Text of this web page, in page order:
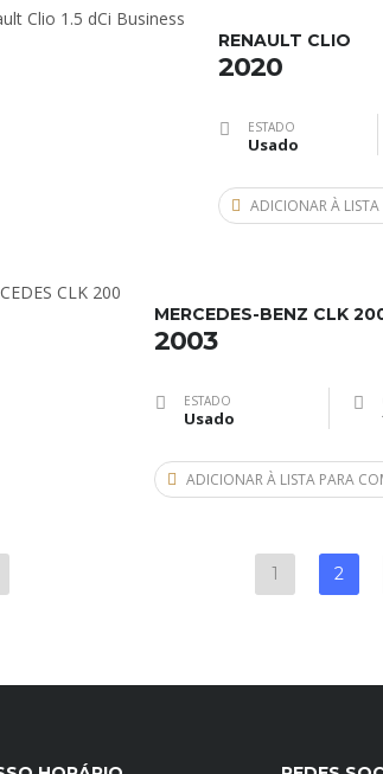
RENAULT CLIO
2020
ESTADO
Usado
ADICIONAR À
MERCEDES-BENZ CLK
2003
ESTADO
Usado
ADICIONAR À LISTA PARA
1 2